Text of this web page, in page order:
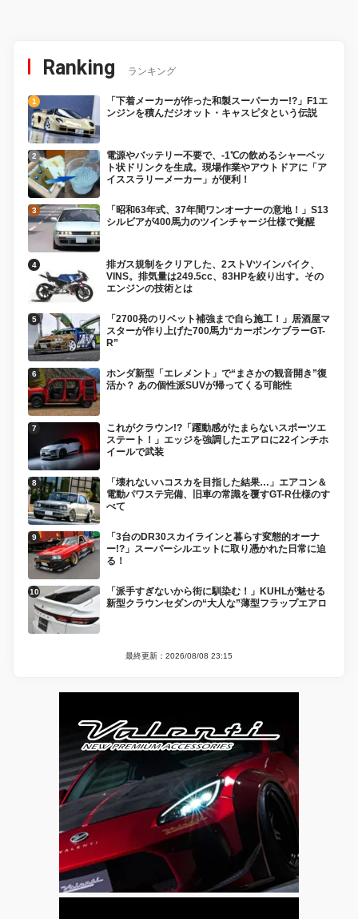
Ranking ランキング
「下着メーカーが作った和製スーパーカー!?」F1エ
ンジンを積んだジオット・キャスピタという伝説
電源やバッテリー不要で、-1℃の飲めるシャーベッ
ト状ドリンクを生成。現場作業やアウトドアに「ア
イススラリーメーカー」が便利！
「昭和63年式、37年間ワンオーナーの意地！」S13
シルビアが400馬力のツインチャージ仕様で覚醒
排ガス規制をクリアした、2ストVツインバイク、
VINS。排気量は249.5cc、83HPを絞り出す。その
エンジンの技術とは
「2700発のリベット補強まで自ら施工！」居酒屋マ
スターが作り上げた700馬力“カーボンケブラーGT-
R”
ホンダ新型「エレメント」で“まさかの観音開き”復
活か？ あの個性派SUVが帰ってくる可能性
これがクラウン!?「躍動感がたまらないスポーツエ
ステート！」エッジを強調したエアロに22インチホ
イールで武装
「壊れないハコスカを目指した結果…」エアコン＆
電動パワステ完備、旧車の常識を覆すGT-R仕様のす
べて
「3台のDR30スカイラインと暮らす変態的オーナ
ー!?」スーパーシルエットに取り憑かれた日常に迫
る！
「派手すぎないから街に馴染む！」KUHLが魅せる
新型クラウンセダンの“大人な”薄型フラップエアロ
最終更新：2026/08/08 23:15